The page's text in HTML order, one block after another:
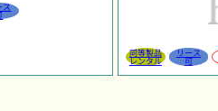
ス
同等製品
レンタル
リース
可